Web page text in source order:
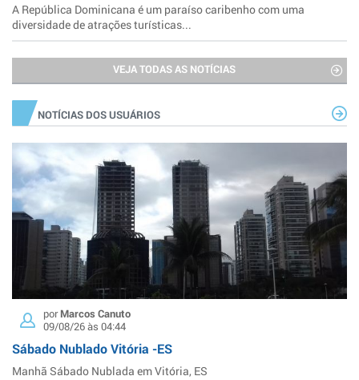
A República Dominicana é um paraíso caribenho com uma
diversidade de atrações turísticas...
VEJA TODAS AS NOTÍCIAS
NOTÍCIAS DOS USUÁRIOS
porMarcos Canuto
09/08/26 às 04:44
Sábado Nublado Vitória -ES
Manhã Sábado Nublada em Vitória, ES